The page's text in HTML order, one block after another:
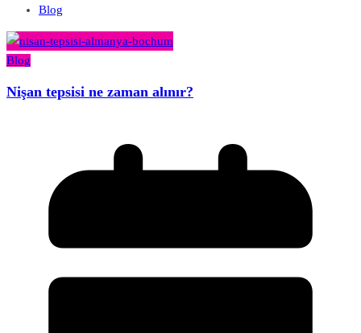
Blog
Blog
Nişan tepsisi ne zaman alınır?